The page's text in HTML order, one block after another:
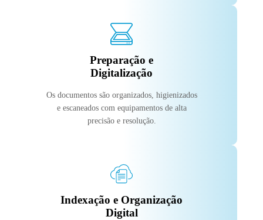
Preparação e
Digitalização
Os documentos são organizados, higienizados
e escaneados com equipamentos de alta
precisão e resolução.
Indexação e Organização
Digital